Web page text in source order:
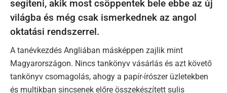
segíteni, akik most csöppentek bele ebbe az új
világba és még csak ismerkednek az angol
oktatási rendszerrel.
A tanévkezdés Angliában másképpen zajlik mint
Magyarországon. Nincs tankönyv vásárlás és azt követő
tankönyv csomagolás, ahogy a papír-írószer üzletekben
és multikban sincsenek előre összekészített sulis